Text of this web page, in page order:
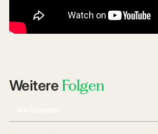
Cookies akzeptieren und Video
Weitere Folgen